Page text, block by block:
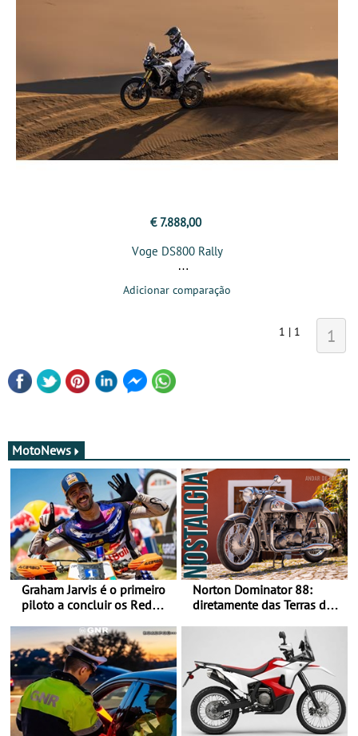
€ 7.888,00
Voge DS800 Rally
Adicionar comparação
1 | 1 1
MotoNews
Graham Jarvis é o primeiro
piloto a concluir os Red
moto elétrica
Norton Dominator 88:
diretamente das Terras de